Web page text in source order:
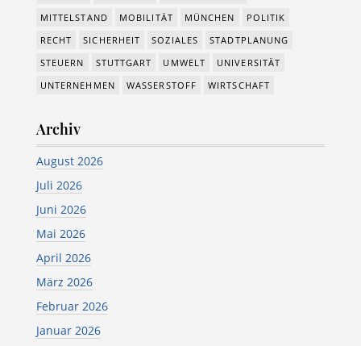
MITTELSTAND
MOBILITÄT MÜNCHEN
POLITIK
RECHT
SICHERHEIT SOZIALES
STADTPLANUNG
STEUERN
STUTTGART UMWELT
UNIVERSITÄT
UNTERNEHMEN
WASSERSTOFF WIRTSCHAFT
Archiv
August 2026
Juli 2026
Juni 2026
Mai 2026
April 2026
März 2026
Februar 2026
Januar 2026